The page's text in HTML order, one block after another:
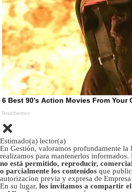
Estimado(a) lector(a)
En Gestión, valoramos profundamente la
realizamos para mantenerlos informados.
no está permitido, reproducir,
o parcialmente los contenidos que
autorizacion previa y expresa de
En su lugar, los invitamos a compartir el